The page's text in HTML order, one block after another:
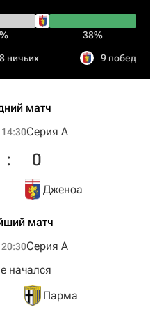
38%
8 ничьих 9 побед
матч
Серия А
: 0
Дженоа
матч
Серия А
начался
Парма